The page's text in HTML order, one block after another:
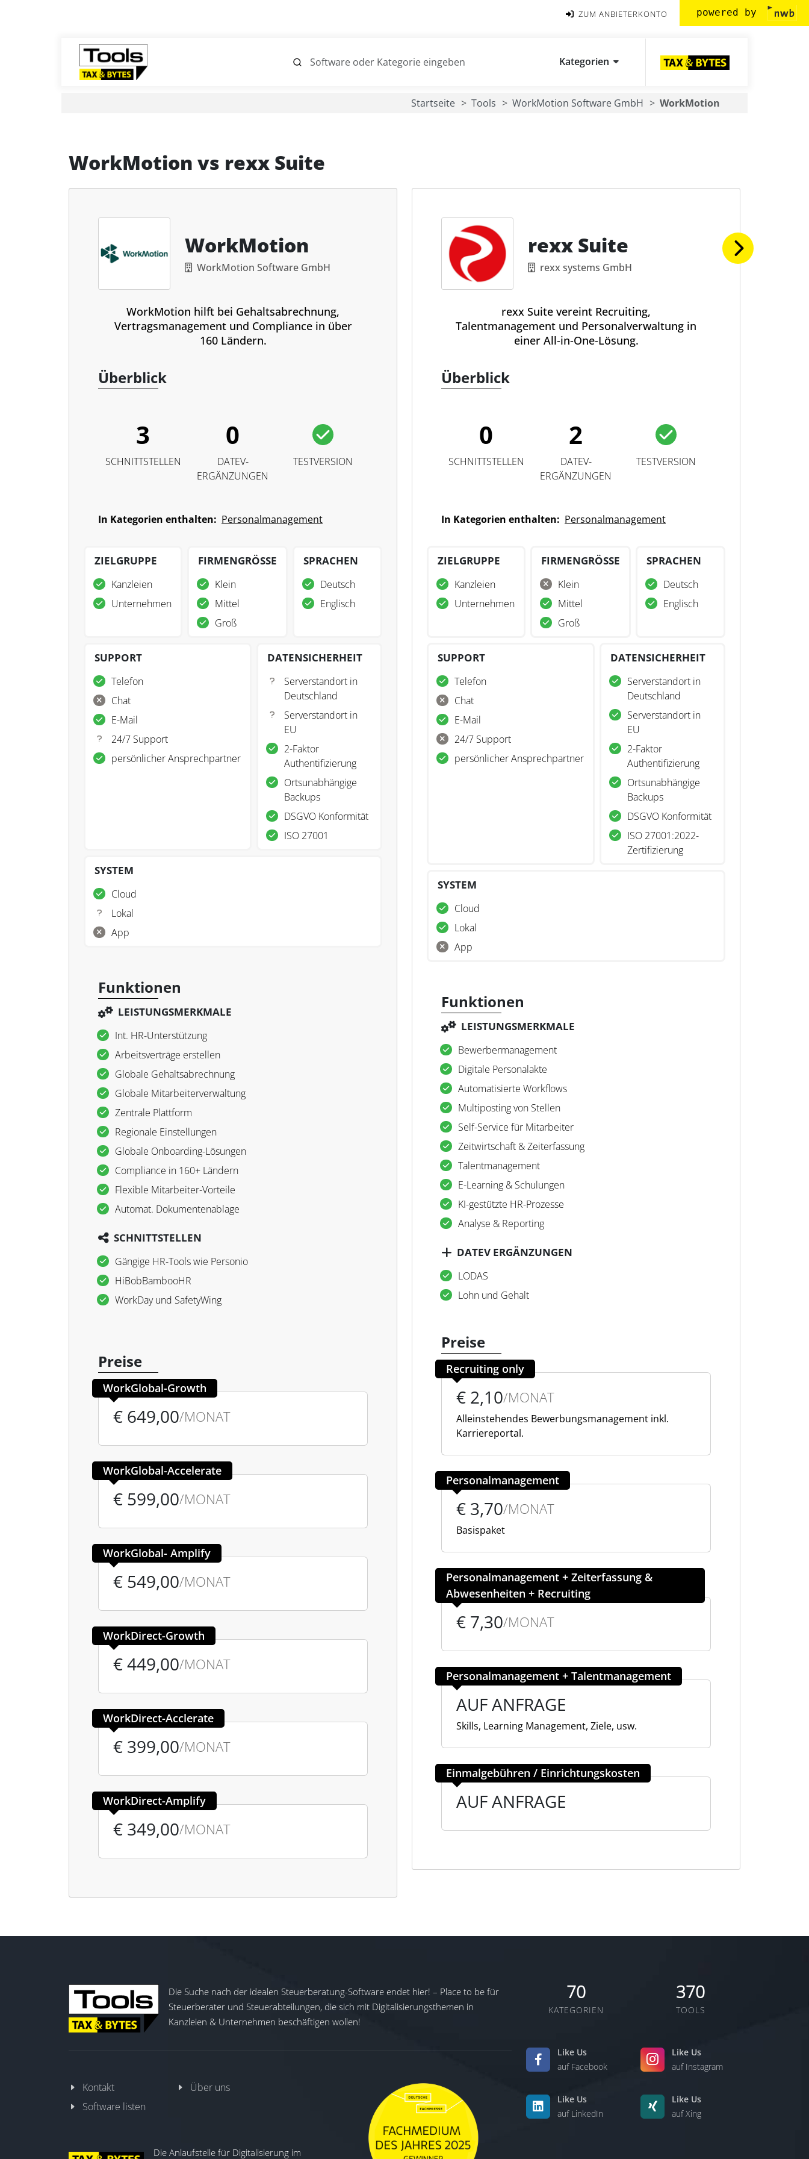
ZUM ANBIETERKONTO powered by
Kategorien
Startseite Tools WorkMotion Software GmbH WorkMotion
WorkMotion vs rexx Suite
WorkMotion
WorkMotion Software GmbH
WorkMotion hilft bei Gehaltsabrechnung,
Vertragsmanagement und Compliance in über
160 Ländern.
Überblick
3
SCHNITTSTELLEN
0
DATEV-
ERGÄNZUNGEN
TESTVERSION
In Kategorien enthalten: Personalmanagement
ZIELGRUPPE
Kanzleien
Unternehmen
FIRMENGRÖSSE
Klein
Mittel
Groß
SPRACHEN
Deutsch
Englisch
SUPPORT
Telefon
Chat
E-Mail
24/7 Support
persönlicher Ansprechpartner
DATENSICHERHEIT
Serverstandort in
Deutschland
Serverstandort in
EU
2-Faktor
Authentifizierung
Ortsunabhängige
Backups
DSGVO Konformität
ISO 27001
SYSTEM
Cloud
Lokal
App
Funktionen
LEISTUNGSMERKMALE
Int. HR-Unterstützung
Arbeitsverträge erstellen
Globale Gehaltsabrechnung
Globale Mitarbeiterverwaltung
Zentrale Plattform
Regionale Einstellungen
Globale Onboarding-Lösungen
Compliance in 160+ Ländern
Flexible Mitarbeiter-Vorteile
Automat. Dokumentenablage
SCHNITTSTELLEN
Gängige HR-Tools wie Personio
HiBobBambooHR
WorkDay und SafetyWing
Preise
WorkGlobal-Growth
€ 649,00/MONAT
WorkGlobal-Accelerate
€ 599,00/MONAT
WorkGlobal- Amplify
€ 549,00/MONAT
WorkDirect-Growth
€ 449,00/MONAT
WorkDirect-Acclerate
€ 399,00/MONAT
WorkDirect-Amplify
€ 349,00/MONAT
rexx Suite
rexx systems GmbH
rexx Suite vereint Recruiting,
Talentmanagement und Personalverwaltung in
einer All-in-One-Lösung.
Überblick
0
SCHNITTSTELLEN
2
DATEV-
ERGÄNZUNGEN
TESTVERSION
In Kategorien enthalten: Personalmanagement
ZIELGRUPPE
Kanzleien
Unternehmen
FIRMENGRÖSSE
Klein
Mittel
Groß
SPRACHEN
Deutsch
Englisch
SUPPORT
Telefon
Chat
E-Mail
24/7 Support
persönlicher Ansprechpartner
DATENSICHERHEIT
Serverstandort in
Deutschland
Serverstandort in
EU
2-Faktor
Authentifizierung
Ortsunabhängige
Backups
DSGVO Konformität
ISO 27001:2022-
Zertifizierung
SYSTEM
Cloud
Lokal
App
Funktionen
LEISTUNGSMERKMALE
Bewerbermanagement
Digitale Personalakte
Automatisierte Workflows
Multiposting von Stellen
Self-Service für Mitarbeiter
Zeitwirtschaft & Zeiterfassung
Talentmanagement
E-Learning & Schulungen
KI-gestützte HR-Prozesse
Analyse & Reporting
DATEV ERGÄNZUNGEN
LODAS
Lohn und Gehalt
Preise
Recruiting only
€ 2,10/MONAT
Alleinstehendes Bewerbungsmanagement inkl.
Karriereportal.
Personalmanagement
€ 3,70/MONAT
Basispaket
Personalmanagement + Zeiterfassung &
Abwesenheiten + Recruiting
€ 7,30/MONAT
Personalmanagement + Talentmanagement
AUF ANFRAGE
Skills, Learning Management, Ziele, usw.
Einmalgebühren / Einrichtungskosten
AUF ANFRAGE
Die Suche nach der idealen Steuerberatung-Software endet hier! – Place to be für
Steuerberater und Steuerabteilungen, die sich mit Digitalisierungsthemen in
Kanzleien & Unternehmen beschäftigen wollen!
Kontakt
Über uns
Software listen
Die Anlaufstelle für Digitalisierung im
70
KATEGORIEN
370
TOOLS
Like Us
auf Facebook
Like Us
auf Instagram
Like Us
auf LinkedIn
Like Us
auf Xing